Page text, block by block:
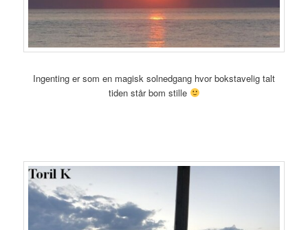
Ingenting er som en magisk solnedgang hvor bokstavelig talt
tiden står bom stille